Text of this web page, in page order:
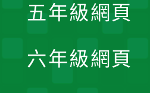
五年級網頁
六年級網頁